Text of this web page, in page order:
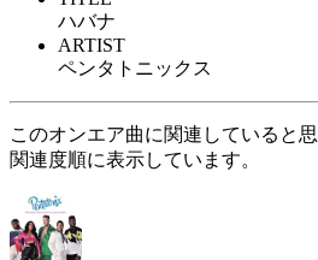
ハバナ
ARTIST
ペンタトニックス
このオンエア曲に関連していると
関連度順に表示しています。